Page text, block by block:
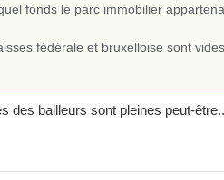
fonds le parc immobilier
fédérale et bruxelloise sont
des bailleurs sont pleines peut-